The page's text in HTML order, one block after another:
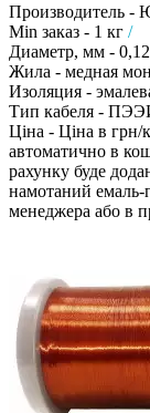
Производитель
Min заказ - 1 кг /
Диаметр, мм -
Жила - медная
Изоляция -
Тип кабеля -
Ціна - Ціна в
автоматично в
рахунку буде
намотаний емаль-
менеджера або в